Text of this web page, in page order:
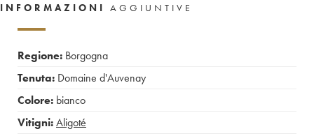
INFORMAZIONI AGGIUNTIVE
Regione: Borgogna
Tenuta: Domaine d'Auvenay
Colore: bianco
Vitigni:Aligoté